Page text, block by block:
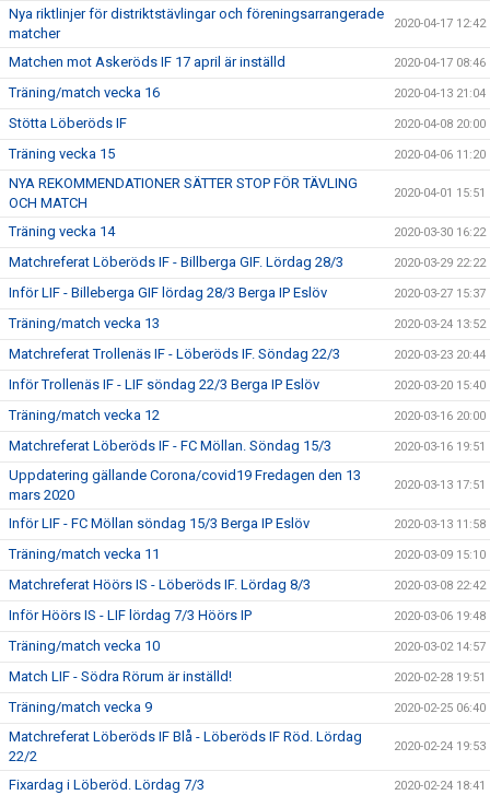
Nya riktlinjer för distriktstävlingar och föreningsarrangerade
matcher
2020-04-17 12:42
Matchen mot Askeröds IF 17 april är inställd 2020-04-17 08:46
Träning/match vecka 16 2020-04-13 21:04
Stötta Löberöds IF 2020-04-08 20:00
Träning vecka 15 2020-04-06 11:20
NYA REKOMMENDATIONER SÄTTER STOP FÖR TÄVLING
OCH MATCH
2020-04-01 15:51
Träning vecka 14 2020-03-30 16:22
Matchreferat Löberöds IF - Billberga GIF. Lördag 28/3 2020-03-29 22:22
Inför LIF - Billeberga GIF lördag 28/3 Berga IP Eslöv 2020-03-27 15:37
Träning/match vecka 13 2020-03-24 13:52
Matchreferat Trollenäs IF - Löberöds IF. Söndag 22/3 2020-03-23 20:44
Inför Trollenäs IF - LIF söndag 22/3 Berga IP Eslöv 2020-03-20 15:40
Träning/match vecka 12 2020-03-16 20:00
Matchreferat Löberöds IF - FC Möllan. Söndag 15/3 2020-03-16 19:51
Uppdatering gällande Corona/covid19 Fredagen den 13
mars 2020
2020-03-13 17:51
Inför LIF - FC Möllan söndag 15/3 Berga IP Eslöv 2020-03-13 11:58
Träning/match vecka 11 2020-03-09 15:10
Matchreferat Höörs IS - Löberöds IF. Lördag 8/3 2020-03-08 22:42
Inför Höörs IS - LIF lördag 7/3 Höörs IP 2020-03-06 19:48
Träning/match vecka 10 2020-03-02 14:57
Match LIF - Södra Rörum är inställd! 2020-02-28 19:51
Träning/match vecka 9 2020-02-25 06:40
Matchreferat Löberöds IF Blå - Löberöds IF Röd. Lördag
22/2
2020-02-24 19:53
Fixardag i Löberöd. Lördag 7/3 2020-02-24 18:41